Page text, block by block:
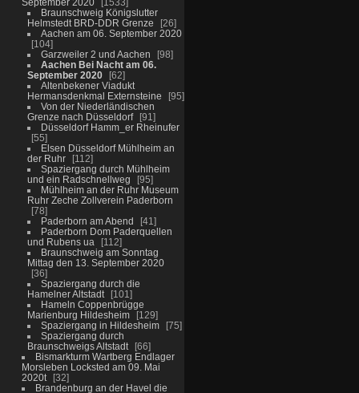
Braunschweig Königslutter
Helmstedt BRD-DDR Grenze
26
Aachen am 06. September 2020
104
Garzweiler 2 und Aachen
98
Aachen Bei Nacht am 06.
September 2020
62
Altenbekener Viadukt
Hermansdenkmal Externsteine
95
Von der Niederländischen
Grenze nach Düsseldorf
91
Düsseldorf Hamm_er Rheinufer
55
Elsen Düsseldorf Mühlheim an
der Ruhr
112
Spaziergang durch Mühlheim
und ein Radschnellweg
95
Mühlheim an der Ruhr Museum
Ruhr Zeche Zollverein Paderborn
78
Paderborn am Abend
41
Paderborn Dom Paderquellen
und Rubens ua
112
Braunschweig am Sonntag
Mittag den 13. September 2020
36
Spaziergang durch die
Hamelner Altstadt
101
Hameln Coppenbrügge
Marienburg Hildesheim
129
Spaziergang in Hildesheim
75
Spaziergang durch
Braunschweigs Altstadt
66
Bismarkturm Wartberg Endlager
Morsleben Locksted am 09. Mai
2020t
32
Brandenburg an der Havel die